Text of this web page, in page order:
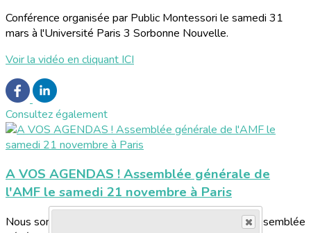
Conférence organisée par Public Montessori le samedi 31
mars à l'Université Paris 3 Sorbonne Nouvelle.
Voir la vidéo en cliquant ICI
Consultez également
A VOS AGENDAS ! Assemblée générale de
l'AMF le samedi 21 novembre à Paris
Nous sommes heureux de vous informer que notre assemblée